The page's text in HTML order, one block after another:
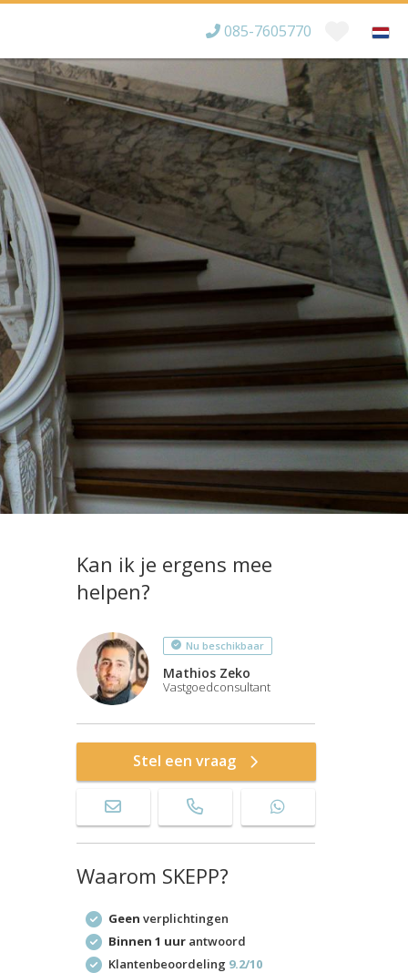
085-7605770
Bereikbaar tot
×
Kan ik je ergens mee
helpen?
Nu beschikbaar
Mathios Zeko
Vastgoedconsultant
Stel een vraag
Waarom SKEPP?
Geen verplichtingen
Binnen 1 uurantwoord
Klantenbeoordeling 9.2/10